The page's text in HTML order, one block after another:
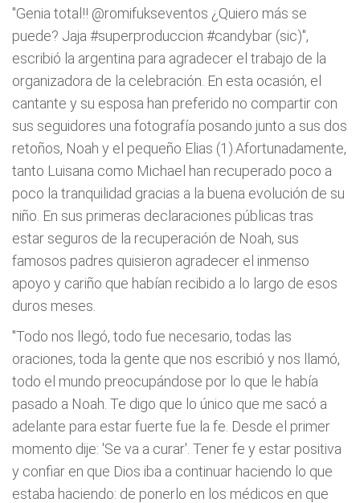
"Genia total!! @romifukseventos ¿Quiero más se
puede? Jaja #superproduccion #candybar (sic)",
escribió la argentina para agradecer el trabajo de la
organizadora de la celebración. En esta ocasión, el
cantante y su esposa han preferido no compartir con
sus seguidores una fotografía posando junto a sus dos
retoños, Noah y el pequeño Elias (1).Afortunadamente,
tanto Luisana como Michael han recuperado poco a
poco la tranquilidad gracias a la buena evolución de su
niño. En sus primeras declaraciones públicas tras
estar seguros de la recuperación de Noah, sus
famosos padres quisieron agradecer el inmenso
apoyo y cariño que habían recibido a lo largo de esos
duros meses.
"Todo nos llegó, todo fue necesario, todas las
oraciones, toda la gente que nos escribió y nos llamó,
todo el mundo preocupándose por lo que le había
pasado a Noah. Te digo que lo único que me sacó a
adelante para estar fuerte fue la fe. Desde el primer
momento dije: 'Se va a curar'. Tener fe y estar positiva
y confiar en que Dios iba a continuar haciendo lo que
estaba haciendo: de ponerlo en los médicos en que